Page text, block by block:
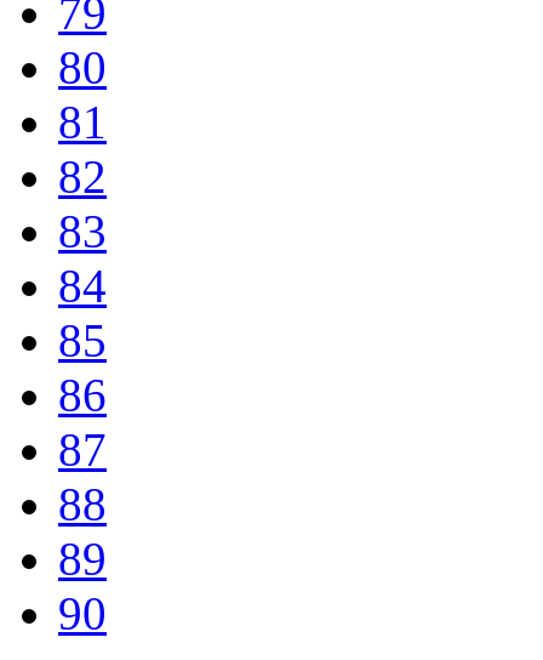
79
80
81
82
83
84
85
86
87
88
89
90